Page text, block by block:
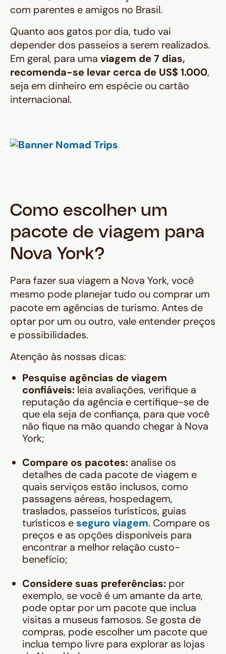
com parentes e amigos no Brasil.
Quanto aos gatos por dia, tudo vai
depender dos passeios a serem realizados.
Em geral, para uma viagem de 7 dias,
recomenda-se levar cerca de US$ 1.000,
seja em dinheiro em espécie ou cartão
internacional.
Como escolher um
pacote de viagem para
Nova York?
Para fazer sua viagem a Nova York, você
mesmo pode planejar tudo ou comprar um
pacote em agências de turismo. Antes de
optar por um ou outro, vale entender preços
e possibilidades.
Atenção às nossas dicas:
Pesquise agências de viagem
confiáveis: leia avaliações, verifique a
reputação da agência e certifique-se de
que ela seja de confiança, para que você
não fique na mão quando chegar à Nova
York;
Compare os pacotes: analise os
detalhes de cada pacote de viagem e
quais serviços estão inclusos, como
passagens aéreas, hospedagem,
traslados, passeios turísticos, guias
turísticos e seguro viagem. Compare os
preços e as opções disponíveis para
encontrar a melhor relação custo-
benefício;
Considere suas preferências: por
exemplo, se você é um amante da arte,
pode optar por um pacote que inclua
visitas a museus famosos. Se gosta de
compras, pode escolher um pacote que
inclua tempo livre para explorar as lojas